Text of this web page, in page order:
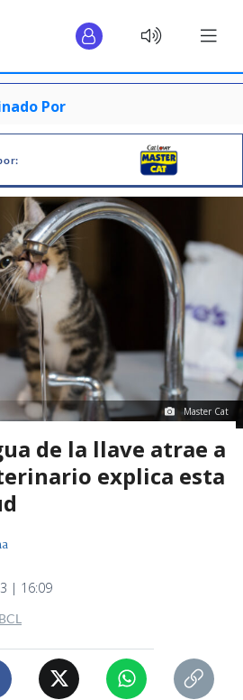
Por
Master Cat
de la llave atrae a
explica esta
| 16:09